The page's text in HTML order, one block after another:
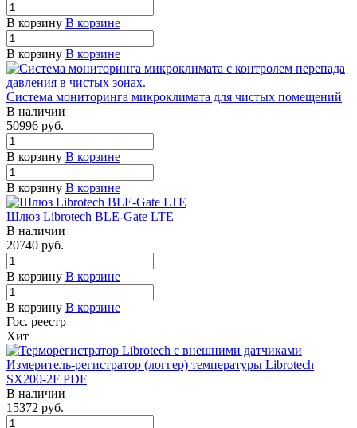
В корзину В корзине
В корзину В корзине
Система мониторинга микроклимата для чистых помещений
В наличии
50996 руб.
В корзину В корзине
В корзину В корзине
Шлюз Librotech BLE-Gate LTE
В наличии
20740 руб.
В корзину В корзине
В корзину В корзине
Гос. реестр
Хит
Измеритель-регистратор (логгер) температуры Librotech
SX200-2F PDF
В наличии
15372 руб.